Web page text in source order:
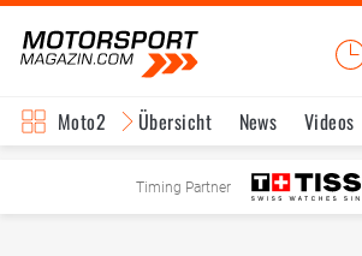
Moto2 Übersicht News Videos
Timing Partner